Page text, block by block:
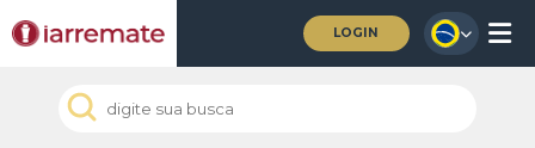
LOGIN